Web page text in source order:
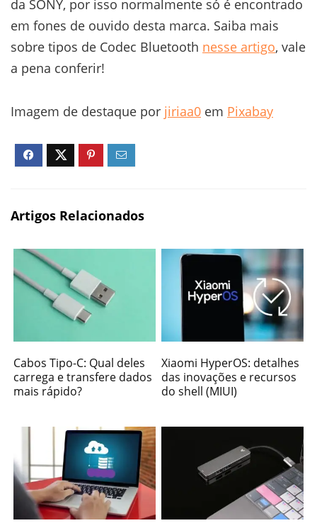
da SONY, por isso normalmente só é encontrado
em fones de ouvido desta marca. Saiba mais
sobre tipos de Codec Bluetooth nesse artigo, vale
a pena conferir!
Imagem de destaque por jiriaa0 em Pixabay
Artigos Relacionados
Cabos Tipo-C: Qual deles
carrega e transfere dados
mais rápido?
Xiaomi HyperOS: detalhes
das inovações e recursos
do shell (MIUI)